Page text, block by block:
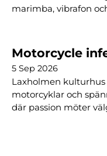
marimba, vibrafon
Motorcycle
5 Sep 2026
Laxholmen
motorcyklar och
där passion möter